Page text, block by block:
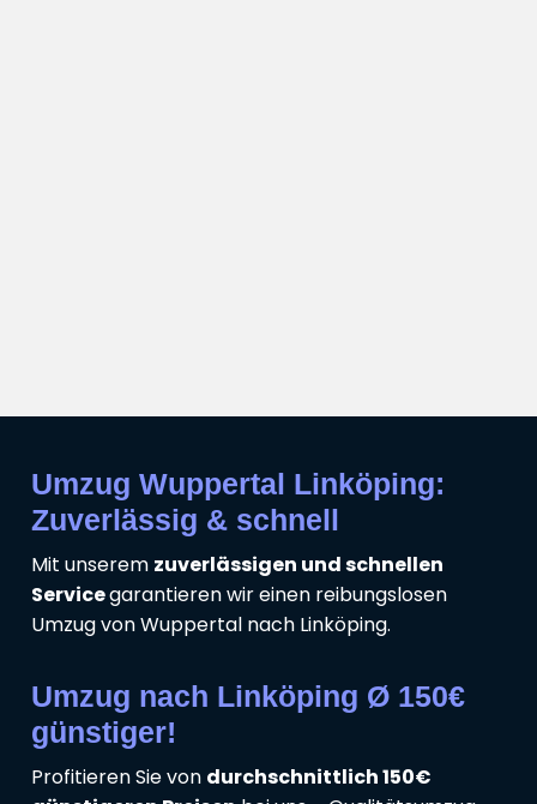
Umzug Wuppertal Linköping:
Zuverlässig & schnell
Mit unserem zuverlässigen und schnellen
Servicegarantieren wir einen reibungslosen
Umzug von Wuppertal nach Linköping.
Umzug nach Linköping Ø 150€
günstiger!
Profitieren Sie von durchschnittlich 150€